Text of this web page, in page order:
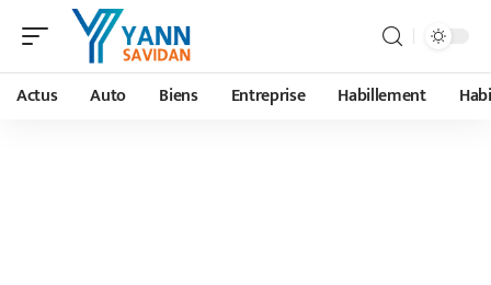
Actus Auto Biens Entreprise Habillement